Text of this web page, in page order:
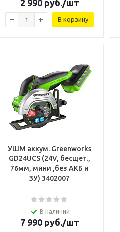
2 990руб./шт
В корзину
УШМ аккум. Greenworks
GD24UCS (24V, бесщет.,
76мм, мини ,без АКБ и
ЗУ) 3402007
В наличии
7 990руб./шт